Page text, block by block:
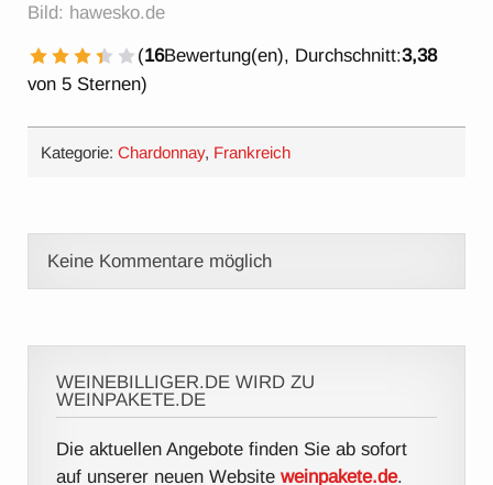
Bild: hawesko.de
5 Sterne
4 Sterne
3 Sterne
2 Sterne
1 Stern
(16Bewertung(en), Durchschnitt:3,38
von 5 Sternen)
Kategorie:Chardonnay, Frankreich
Keine Kommentare möglich
WEINEBILLIGER.DE WIRD ZU
WEINPAKETE.DE
Die aktuellen Angebote finden Sie ab sofort
auf unserer neuen Websiteweinpakete.de.